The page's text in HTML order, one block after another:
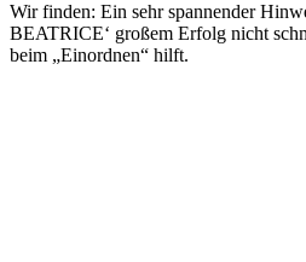
Wir finden: Ein sehr spannender
BEATRICE‘ großem Erfolg nicht
beim „Einordnen“ hilft.